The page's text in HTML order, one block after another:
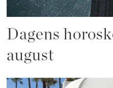
Dagens
august